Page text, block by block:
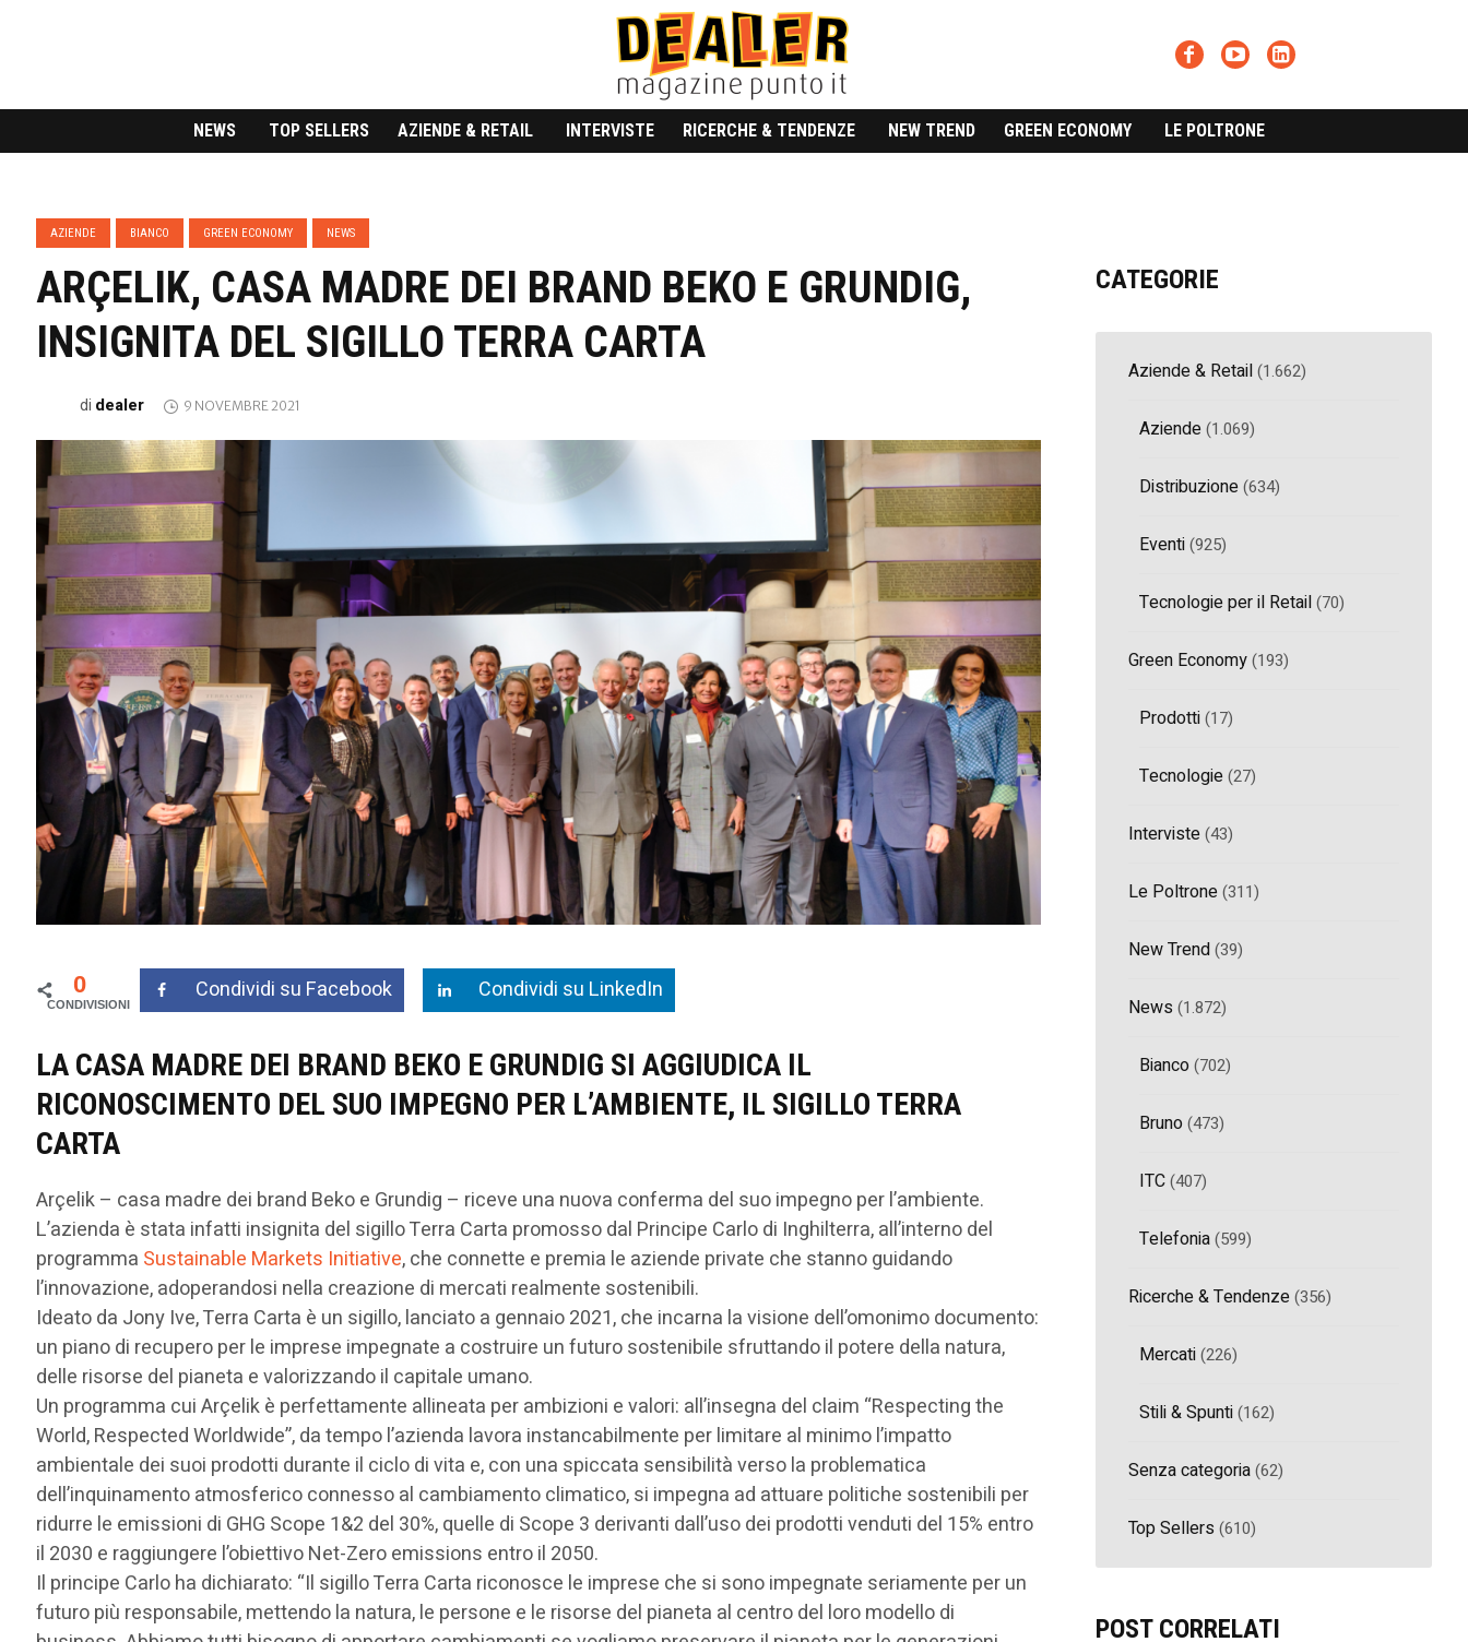
NEWS TOP SELLERS AZIENDE & RETAIL INTERVISTE RICERCHE & TENDENZE NEW TREND GREEN ECONOMY LE POLTRONE
AZIENDE BIANCO GREEN ECONOMY NEWS
ARÇELIK, CASA MADRE DEI BRAND BEKO E GRUNDIG,
INSIGNITA DEL SIGILLO TERRA CARTA
di dealer 9 NOVEMBRE 2021
0 Condividi su Facebook Condividi su LinkedIn
LA CASA MADRE DEI BRAND BEKO E GRUNDIG SI AGGIUDICA IL
RICONOSCIMENTO DEL SUO IMPEGNO PER L’AMBIENTE, IL SIGILLO TERRA
CARTA
Arçelik – casa madre dei brand Beko e Grundig – riceve una nuova conferma del suo impegno per l’ambiente.
L’azienda è stata infatti insignita del sigillo Terra Carta promosso dal Principe Carlo di Inghilterra, all’interno del
programma Sustainable Markets Initiative, che connette e premia le aziende private che stanno guidando
l’innovazione, adoperandosi nella creazione di mercati realmente sostenibili.
Ideato da Jony Ive, Terra Carta è un sigillo, lanciato a gennaio 2021, che incarna la visione dell’omonimo documento:
un piano di recupero per le imprese impegnate a costruire un futuro sostenibile sfruttando il potere della natura,
delle risorse del pianeta e valorizzando il capitale umano.
Un programma cui Arçelik è perfettamente allineata per ambizioni e valori: all’insegna del claim “Respecting the
World, Respected Worldwide”, da tempo l’azienda lavora instancabilmente per limitare al minimo l’impatto
ambientale dei suoi prodotti durante il ciclo di vita e, con una spiccata sensibilità verso la problematica
dell’inquinamento atmosferico connesso al cambiamento climatico, si impegna ad attuare politiche sostenibili per
ridurre le emissioni di GHG Scope 1&2 del 30%, quelle di Scope 3 derivanti dall’uso dei prodotti venduti del 15% entro
il 2030 e raggiungere l’obiettivo Net-Zero emissions entro il 2050.
Il principe Carlo ha dichiarato: “Il sigillo Terra Carta riconosce le imprese che si sono impegnate seriamente per un
futuro più responsabile, mettendo la natura, le persone e le risorse del pianeta al centro del loro modello di
CATEGORIE
Aziende & Retail(1.662)
Aziende(1.069)
Distribuzione(634)
Eventi(925)
Tecnologie per il Retail(70)
Green Economy(193)
Prodotti(17)
Tecnologie(27)
Interviste(43)
Le Poltrone(311)
New Trend(39)
News (1.872)
Bianco(702)
Bruno(473)
ITC(407)
Telefonia(599)
Ricerche & Tendenze(356)
Mercati(226)
Stili & Spunti(162)
Senza categoria(62)
Top Sellers (610)
POST CORRELATI